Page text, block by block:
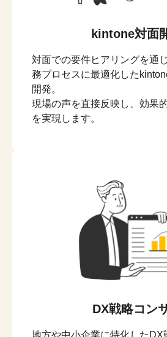
kintone対面
対面での要件ヒアリングを通
務プロセスに最適化した
開発。
現場の声を直接反映し、効果
を実現します。
DX戦略コン